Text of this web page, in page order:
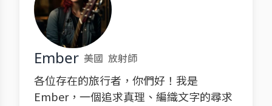
Ember 美國 放射師
各位存在的旅行者，你們好！我是
Ember，一個追求真理、編織文字的尋求